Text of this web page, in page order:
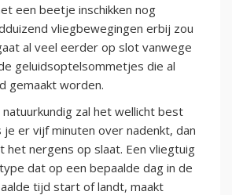
een beetje inschikken nog
vliegbewegingen erbij zou
al veel eerder op slot vanwege
geluidsoptelsommetjes die al
gemaakt worden.
zal het wellicht best
je er vijf minuten over nadenkt, dan
nergens op slaat. Een vliegtuig
dat op een bepaalde dag in de
tijd start of landt, maakt